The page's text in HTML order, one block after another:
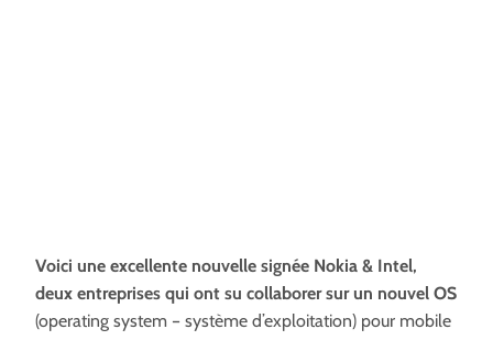
Voici une excellente nouvelle signée Nokia & Intel,
deux entreprises qui ont su collaborer sur un nouvel OS
(operating system – système d’exploitation) pour mobile